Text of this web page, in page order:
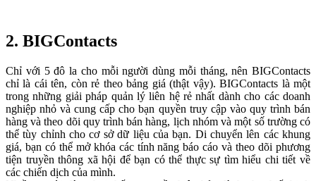
2. BIGContacts
Chỉ với 5 đô la cho mỗi người dùng mỗi tháng, nên BIGContacts
chỉ là cái tên, còn rẻ theo bảng giá (thật vậy). BIGContacts là một
trong những giải pháp quản lý liên hệ rẻ nhất dành cho các doanh
nghiệp nhỏ và cung cấp cho bạn quyền truy cập vào quy trình bán
hàng và theo dõi quy trình bán hàng, lịch nhóm và một số trường có
thể tùy chỉnh cho cơ sở dữ liệu của bạn. Di chuyển lên các khung
giá, bạn có thể mở khóa các tính năng báo cáo và theo dõi phương
tiện truyền thông xã hội để bạn có thể thực sự tìm hiểu chi tiết về
các chiến dịch của mình.